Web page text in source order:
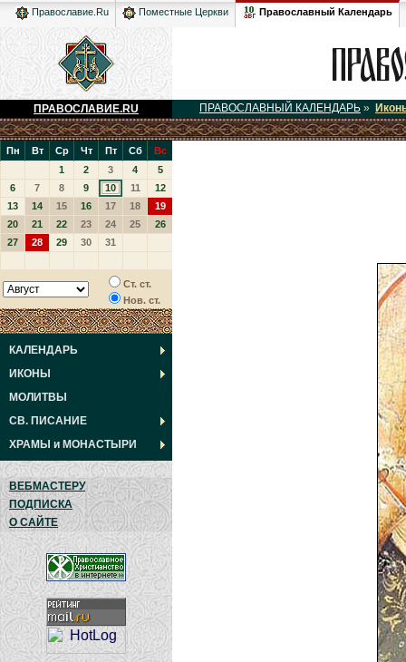
Православие.Ru Поместные Церкви Православный Календарь
ПРАВОСЛАВИЕ.RU ПРАВОСЛАВНЫЙ КАЛЕНДАРЬ »
Пн Вт Ср Чт Пт Сб
Вс
1
2 3 4
5
6
7 8 9 10 11
12
13
14 15 16 17 18
19
20
21 22 23 24 25
26
27
28 29 30 31
Ст. ст.
Нов. ст.
КАЛЕНДАРЬ
ИКОНЫ
МОЛИТВЫ
СВ. ПИСАНИЕ
ХРАМЫ и МОНАСТЫРИ
ВЕБМАСТЕРУ
ПОДПИСКА
О САЙТЕ